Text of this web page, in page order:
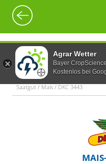
Agrar Wetter
Bayer
Kostenlos bei
Saatgut / Mais / DKC 3443